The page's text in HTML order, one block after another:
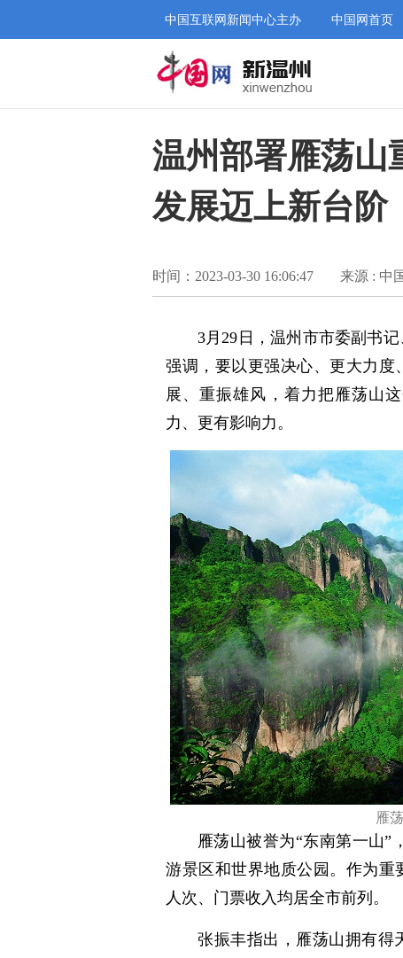
中国互联网新闻中心主办 中国网首页
温州部署雁荡山
发展迈上新台阶
时间：2023-03-30 16:06:47 来源 : 中
3月29日，温州市市委副书
强调，要以更强决心、更大力
展、重振雄风，着力把雁荡山
力、更有影响力。
雁
雁荡山被誉为“东南第一山”
游景区和世界地质公园。作为重
人次、门票收入均居全市前列。
张振丰指出，雁荡山拥有得